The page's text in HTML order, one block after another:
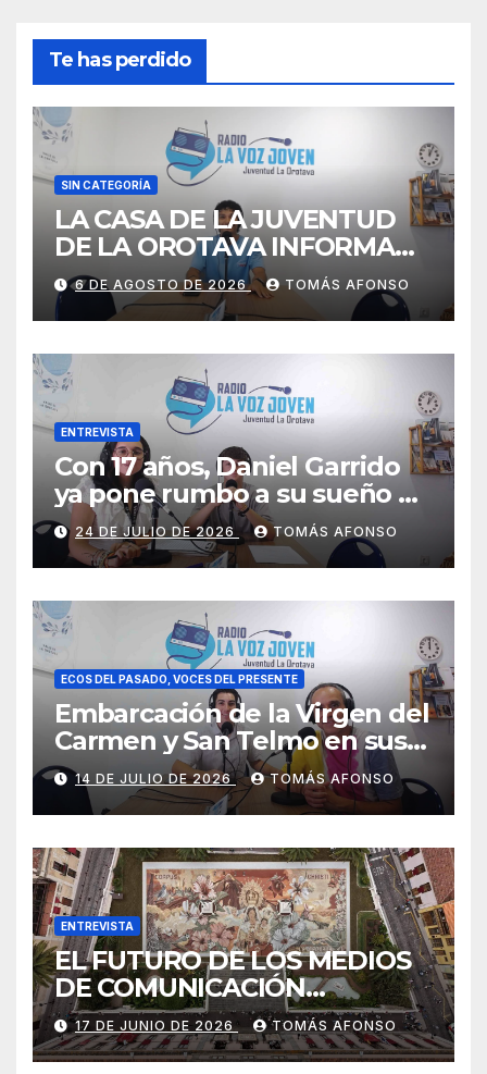
Te has perdido
SIN CATEGORÍA
LA CASA DE LA JUVENTUD
DE LA OROTAVA INFORMA
AGOSTO 2026
6 DE AGOSTO DE 2026 TOMÁS AFONSO
ENTREVISTA
Con 17 años, Daniel Garrido
ya pone rumbo a su sueño de
ser piloto.
24 DE JULIO DE 2026 TOMÁS AFONSO
ECOS DEL PASADO, VOCES DEL PRESENTE
Embarcación de la Virgen del
Carmen y San Telmo en sus
falúas 2026
14 DE JULIO DE 2026 TOMÁS AFONSO
ENTREVISTA
EL FUTURO DE LOS MEDIOS
DE COMUNICACIÓN
PRESENTES EN LAS
ALFOMBRAS DE LA OCTAVA
17 DE JUNIO DE 2026 TOMÁS AFONSO